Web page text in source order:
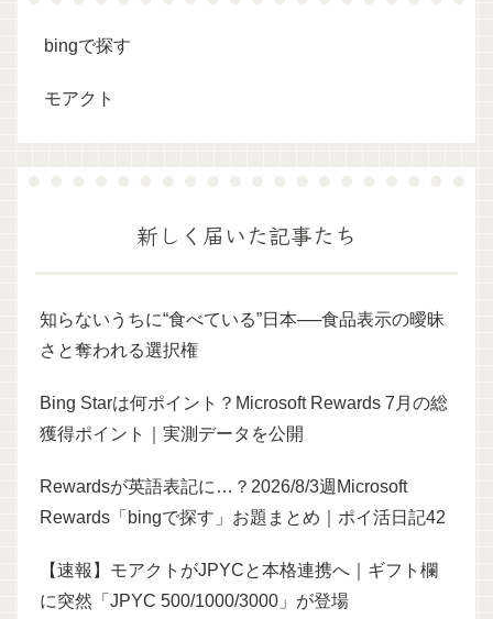
bingで探す
モアクト
新しく届いた記事たち
知らないうちに“食べている”日本──食品表示の曖昧
さと奪われる選択権
Bing Starは何ポイント？Microsoft Rewards 7月の総
獲得ポイント｜実測データを公開
Rewardsが英語表記に…？2026/8/3週Microsoft
Rewards「bingで探す」お題まとめ｜ポイ活日記42
【速報】モアクトがJPYCと本格連携へ｜ギフト欄
に突然「JPYC 500/1000/3000」が登場